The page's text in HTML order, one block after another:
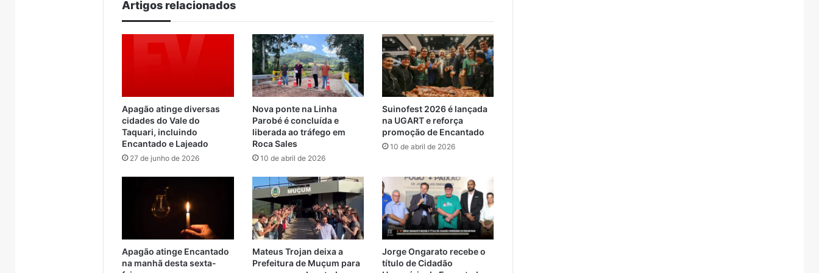
Artigos relacionados
Apagão atinge diversas
cidades do Vale do
Taquari, incluindo
Encantado e Lajeado
27 de junho de 2026
Nova ponte na Linha
Parobé é concluída e
liberada ao tráfego em
Roca Sales
10 de abril de 2026
Suinofest 2026 é lançada
na UGART e reforça
promoção de Encantado
10 de abril de 2026
Apagão atinge Encantado
na manhã desta sexta-
Mateus Trojan deixa a
Prefeitura de Muçum para
Jorge Ongarato recebe o
título de Cidadão